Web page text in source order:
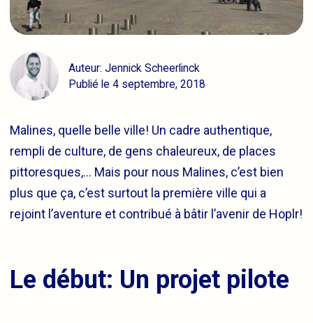
Auteur: Jennick Scheerlinck
Publié le 4 septembre, 2018
Malines, quelle belle ville! Un cadre authentique,
rempli de culture, de gens chaleureux, de places
pittoresques,… Mais pour nous Malines, c’est bien
plus que ça, c’est surtout la première ville qui a
rejoint l’aventure et contribué à bâtir l’avenir de Hoplr!
Le début: Un projet pilote